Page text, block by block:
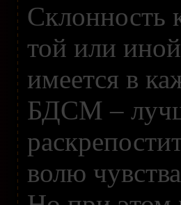
Склонность
той или
имеется в
БДСМ –
волю